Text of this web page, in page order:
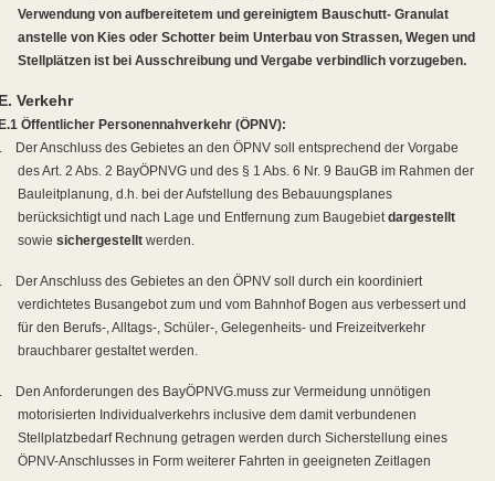
Verwendung von aufbereitetem und gereinigtem Bauschutt- Granulat
anstelle von Kies oder Schotter beim Unterbau von Strassen, Wegen und
Stellplätzen ist bei Ausschreibung und Vergabe verbindlich vorzugeben.
Verkehr
Öffentlicher Personennahverkehr (ÖPNV):
Der Anschluss des Gebietes an den ÖPNV soll entsprechend der Vorgabe
des Art. 2 Abs. 2 BayÖPNVG und des § 1 Abs. 6 Nr. 9 BauGB im Rahmen der
Bauleitplanung, d.h. bei der Aufstellung des Bebauungsplanes
berücksichtigt und nach Lage und Entfernung zum Baugebietdargestellt
sowie sichergestellt werden.
Der Anschluss des Gebietes an den ÖPNV soll durch ein koordiniert
verdichtetes Busangebot zum und vom Bahnhof Bogen aus verbessert und
für den Berufs-, Alltags-, Schüler-, Gelegenheits- und Freizeitverkehr
brauchbarer gestaltet werden.
Den Anforderungen des BayÖPNVG.muss zur Vermeidung unnötigen
motorisierten Individualverkehrs inclusive dem damit verbundenen
Stellplatzbedarf Rechnung getragen werden durch Sicherstellung eines
ÖPNV-Anschlusses in Form weiterer Fahrten in geeigneten Zeitlagen